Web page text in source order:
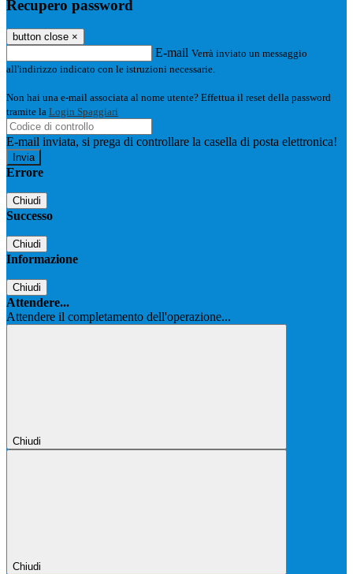
Recupero password
button close ×
E-mail Verrà inviato un messaggio
all'indirizzo indicato con le istruzioni necessarie.
Non hai una e-mail associata al nome utente? Effettua il reset della password
tramite la Login Spaggiari
E-mail inviata, si prega di controllare la casella di posta elettronica!
Errore
Chiudi
Successo
Chiudi
Informazione
Chiudi
Attendere...
Attendere il completamento dell'operazione...
Chiudi
Chiudi